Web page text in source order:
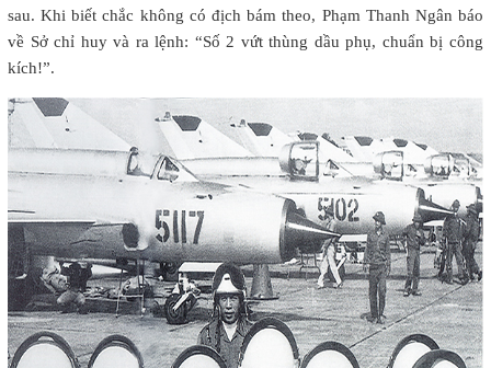
sau. Khi biết chắc không có địch bám theo, Phạm Thanh Ngân báo
về Sở chỉ huy và ra lệnh: “Số 2 vứt thùng dầu phụ, chuẩn bị công
kích!”.